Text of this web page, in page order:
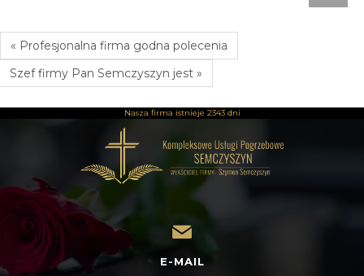
« Profesjonalna firma godna polecenia
Szef firmy Pan Semczyszyn jest »
Nasza firma istnieje 2343 dni
E-MAIL